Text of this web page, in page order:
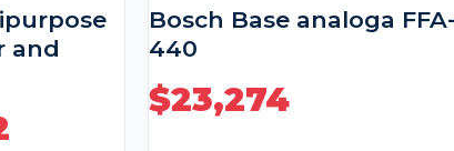
and
Bosch Base analoga
440
$23,274